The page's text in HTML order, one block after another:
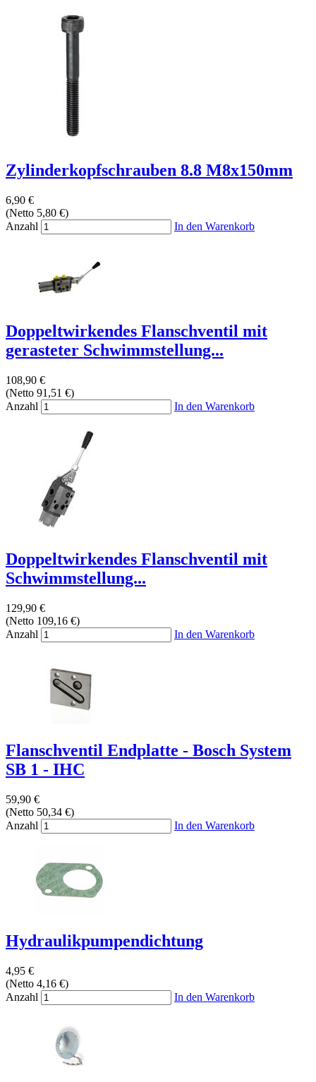
Zylinderkopfschrauben 8.8 M8x150mm
6,90 €
(Netto 5,80 €)
Anzahl
In den Warenkorb
Doppeltwirkendes Flanschventil mit
gerasteter Schwimmstellung...
108,90 €
(Netto 91,51 €)
Anzahl
In den Warenkorb
Doppeltwirkendes Flanschventil mit
Schwimmstellung...
129,90 €
(Netto 109,16 €)
Anzahl
In den Warenkorb
Flanschventil Endplatte - Bosch System
SB 1 - IHC
59,90 €
(Netto 50,34 €)
Anzahl
In den Warenkorb
Hydraulikpumpendichtung
4,95 €
(Netto 4,16 €)
Anzahl
In den Warenkorb